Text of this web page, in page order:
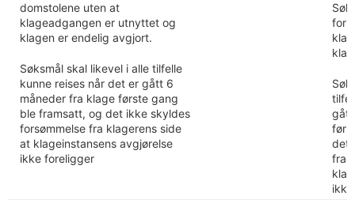
domstolene uten at
klageadgangen er utnyttet og
klagen er endelig avgjort.
Søksmål skal likevel i alle tilfelle
kunne reises når det er gått 6
måneder fra klage første gang
ble framsatt, og det ikke skyldes
forsømmelse fra klagerens side
at klageinstansens avgjørelse
ikke foreligger
for
gått
det
fra